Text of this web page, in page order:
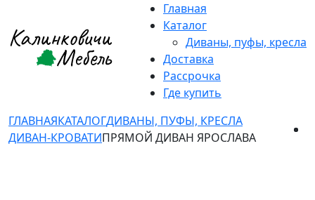
Главная
Каталог
Диваны, пуфы, кресла
Доставка
Рассрочка
Где купить
ГЛАВНАЯКАТАЛОГДИВАНЫ, ПУФЫ, КРЕСЛА
ДИВАН-КРОВАТИПРЯМОЙ ДИВАН ЯРОСЛАВА